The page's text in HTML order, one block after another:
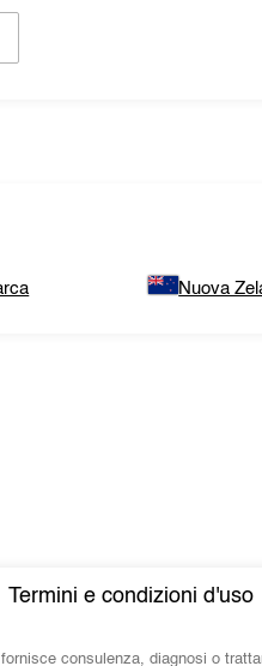
Nuova
Termini e condizioni d'uso
consulenza, diagnosi o